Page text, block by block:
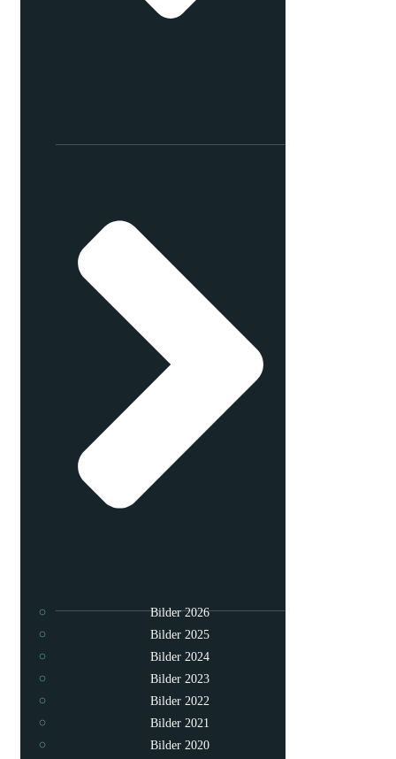
Bilder 2026
Bilder 2025
Bilder 2024
Bilder 2023
Bilder 2022
Bilder 2021
Bilder 2020